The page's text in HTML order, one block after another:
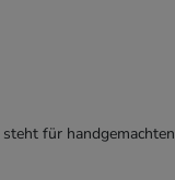
steht für